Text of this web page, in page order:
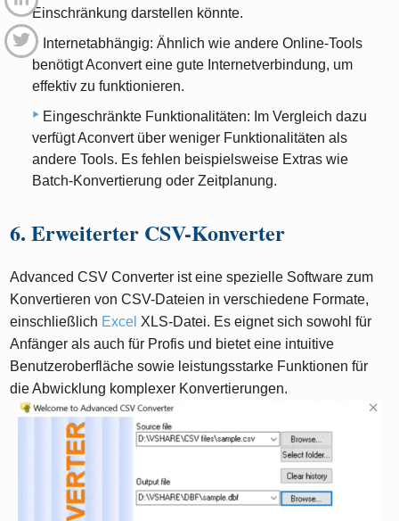
Einschränkung darstellen könnte.
Internetabhängig: Ähnlich wie andere Online-Tools
benötigt Aconvert eine gute Internetverbindung, um
effektiv zu funktionieren.
Eingeschränkte Funktionalitäten: Im Vergleich dazu
verfügt Aconvert über weniger Funktionalitäten als
andere Tools. Es fehlen beispielsweise Extras wie
Batch-Konvertierung oder Zeitplanung.
6. Erweiterter CSV-Konverter
Advanced CSV Converter ist eine spezielle Software zum
Konvertieren von CSV-Dateien in verschiedene Formate,
einschließlich Excel XLS-Datei. Es eignet sich sowohl für
Anfänger als auch für Profis und bietet eine intuitive
Benutzeroberfläche sowie leistungsstarke Funktionen für
die Abwicklung komplexer Konvertierungen.